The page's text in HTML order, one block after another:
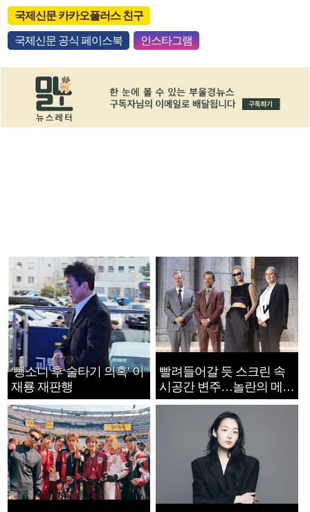
국제신문 카카오플러스 친구
국제신문 공식 페이스북 인스타그램
‘뺑소니 후 술타기 의혹’ 이
재룡 재판행
빨려들어갈 듯 스크린 속
시공간 변주…놀란의 메시
지는 ‘전쟁 속죄’